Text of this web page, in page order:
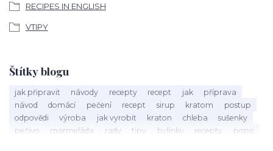
RECIPES IN ENGLISH
VTIPY
Štítky blogu
jak připravit návody recepty recept jak
příprava
návod
domácí pečení recept sirup kratom
postup
odpovědi
výroba jak vyrobit kraton chleba
sušenky
pečivo
marmeláda rady tipy bylinky recepty
popis